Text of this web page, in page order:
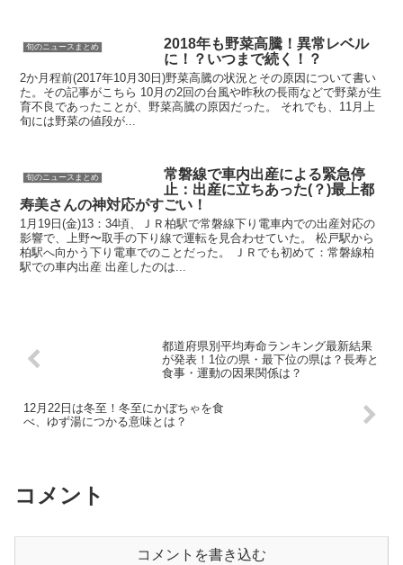
旬のニュースまとめ
2018年も野菜高騰！異常レベル
に！？いつまで続く！？
2か月程前(2017年10月30日)野菜高騰の状況とその原因について書い
た。その記事がこちら 10月の2回の台風や昨秋の長雨などで野菜が生
育不良であったことが、野菜高騰の原因だった。 それでも、11月上
旬には野菜の値段が...
旬のニュースまとめ
常磐線で車内出産による緊急停
止：出産に立ちあった(？)最上都
寿美さんの神対応がすごい！
1月19日(金)13：34頃、ＪＲ柏駅で常磐線下り電車内での出産対応の
影響で、上野〜取手の下り線で運転を見合わせていた。 松戸駅から
柏駅へ向かう下り電車でのことだった。 ＪＲでも初めて：常磐線柏
駅での車内出産 出産したのは...
都道府県別平均寿命ランキング最新結果
が発表！1位の県・最下位の県は？長寿と
食事・運動の因果関係は？
12月22日は冬至！冬至にかぼちゃを食
べ、ゆず湯につかる意味とは？
コメント
コメントを書き込む